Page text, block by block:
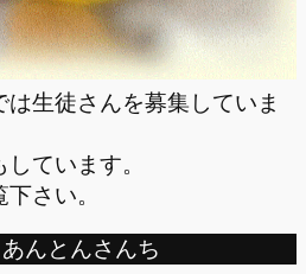
生徒さんを募集していま
ています。
下さい。
んとんさんち